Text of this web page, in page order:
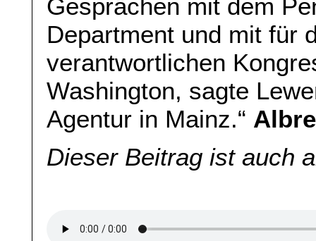
Gesprächen mit dem
Department und mit für
verantwortlichen
Washington, sagte
Agentur in Mainz.“
Dieser Beitrag ist auch